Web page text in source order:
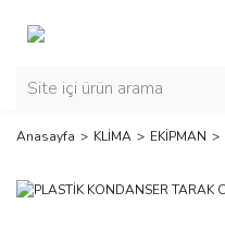
Anasayfa KLİMA EKİPMAN